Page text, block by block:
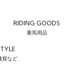
RIDING GOODS
乗馬用品
貨など